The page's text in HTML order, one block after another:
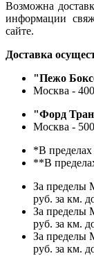
Возможна
информации
сайте.
Доставка
"Пежо
Москва -
"Форд
Москва -
*В
**В
За пределы
руб. за км.
За пределы
руб. за км.
За пределы
руб. за км.